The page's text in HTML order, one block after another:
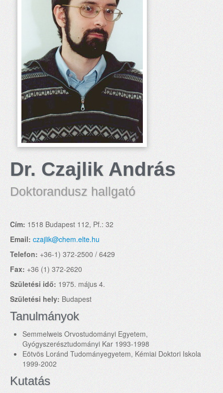
KAPCSOLAT
Dr. Czajlik András
Doktorandusz hallgató
Cím: 1518 Budapest 112, Pf.: 32
Email: czajlik@chem.elte.hu
Telefon: +36-1) 372-2500 / 6429
Fax: +36 (1) 372-2620
Születési idő: 1975. május 4.
Születési hely: Budapest
Tanulmányok
Semmelweis Orvostudományi Egyetem,
Gyógyszerésztudományi Kar 1993-1998
Eötvös Loránd Tudományegyetem, Kémiai Doktori Iskola
1999-2002
Kutatás